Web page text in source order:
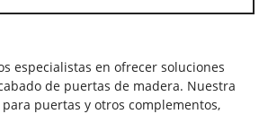
especialistas en ofrecer soluciones
de puertas de madera. Nuestra
puertas y otros complementos,